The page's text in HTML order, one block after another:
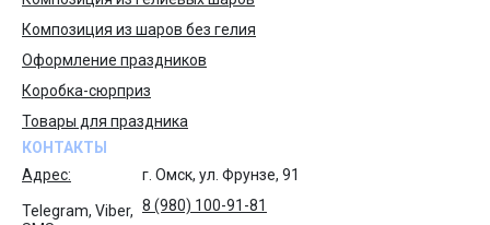
Композиция из шаров без гелия
Оформление праздников
Коробка-сюрприз
Товары для праздника
КОНТАКТЫ
Адрес:
г. Омск, ул. Фрунзе, 91
Telegram, Viber, 8 (980) 100-91-81